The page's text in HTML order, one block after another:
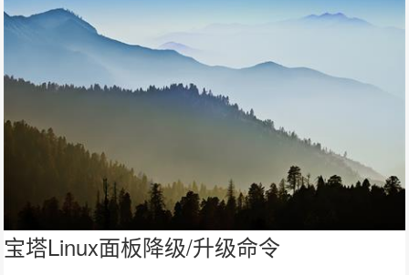
会员站模版(1)
传奇会员站(1)
传奇版本库(1)
dj107模板(1)
自适应模板(1)
cscms(1)
宝塔Linux面板降级/升级命令